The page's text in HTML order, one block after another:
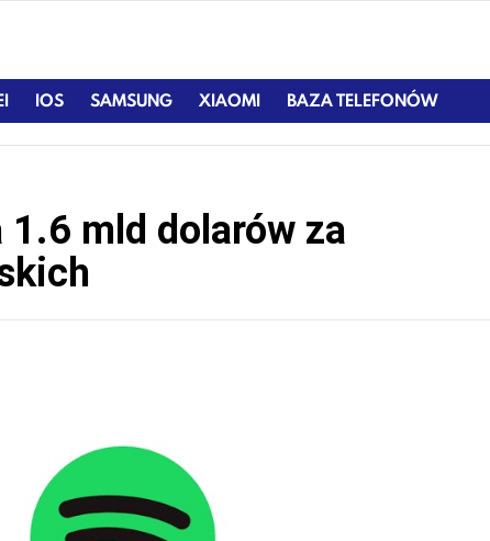
IOS SAMSUNG XIAOMI BAZA TELEFONÓW
mld dolarów za